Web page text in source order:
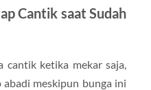
Cantik saat Sudah
cantik ketika mekar saja,
meskipun bunga ini